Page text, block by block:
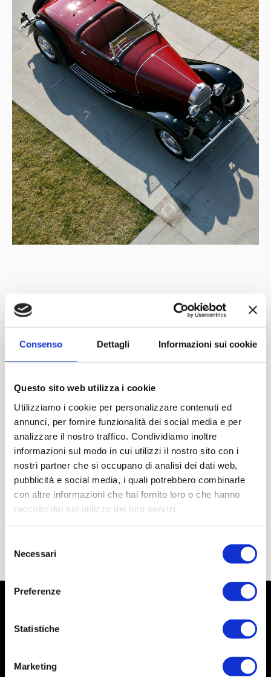
Consenso Dettagli Informazioni sui cookie
Questo sito web utilizza i cookie
Utilizziamo i cookie per personalizzare contenuti ed
annunci, per fornire funzionalità dei social media e per
analizzare il nostro traffico. Condividiamo inoltre
informazioni sul modo in cui utilizzi il nostro sito con i
nostri partner che si occupano di analisi dei dati web,
pubblicità e social media, i quali potrebbero combinarle
con altre informazioni che hai fornito loro o che hanno
raccolto dal tuo utilizzo dei loro servizi.
delNecessari
Preferenze
Statistiche
Marketing
Con il patrocinio di Partner Network